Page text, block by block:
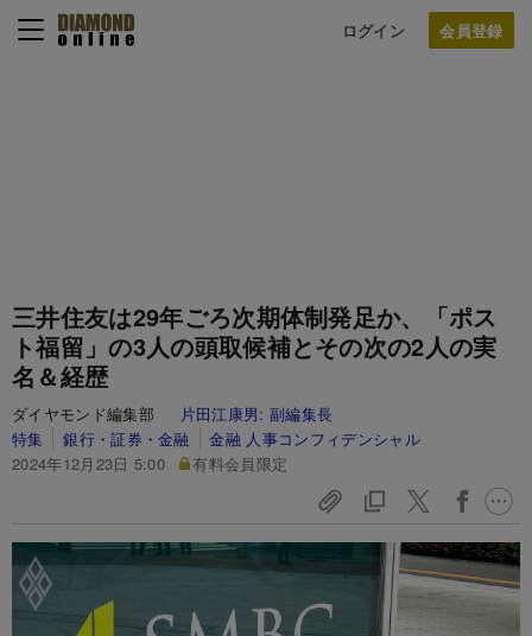
ログイン
三井住友は29年ごろ次期体制発足か、「ポス
ト福留」の3人の頭取候補とその次の2人の実
名＆経歴
ダイヤモンド編集部 片田江康男:副編集長
特集
銀行・証券・金融
金融 人事コンフィデンシャル
2024年12月23日 5:00
有料会員限定